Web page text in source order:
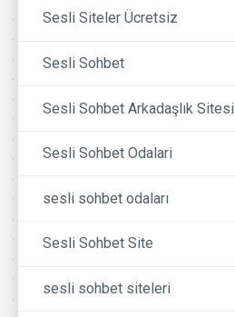
Sesli Siteler Ücretsiz
Sesli Sohbet
Sesli Sohbet Arkadaşlık Sitesi
Sesli Sohbet Odalari
sesli sohbet odaları
Sesli Sohbet Site
sesli sohbet siteleri